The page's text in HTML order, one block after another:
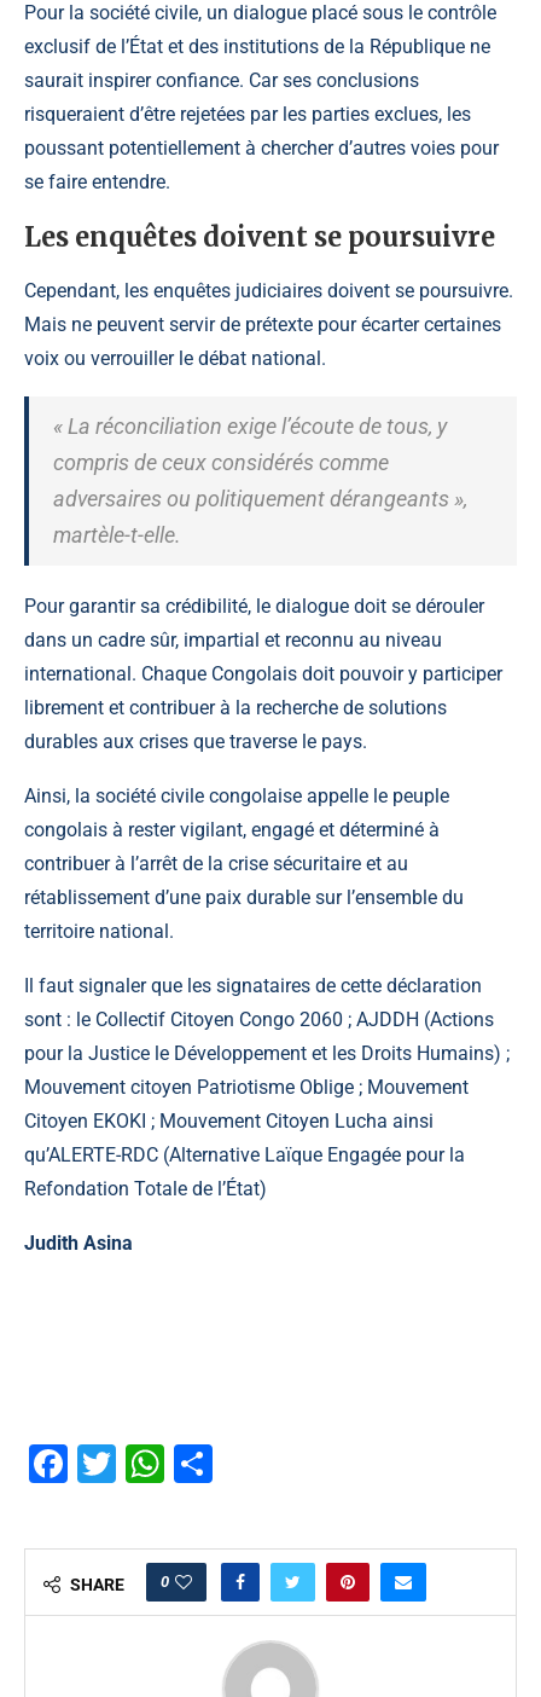
Pour la société civile, un dialogue placé sous le contrôle
exclusif de l’État et des institutions de la République ne
saurait inspirer confiance. Car ses conclusions
risqueraient d’être rejetées par les parties exclues, les
poussant potentiellement à chercher d’autres voies pour
se faire entendre.
Les enquêtes doivent se poursuivre
Cependant, les enquêtes judiciaires doivent se poursuivre.
Mais ne peuvent servir de prétexte pour écarter certaines
voix ou verrouiller le débat national.
« La réconciliation exige l’écoute de tous, y
compris de ceux considérés comme
adversaires ou politiquement dérangeants »,
martèle-t-elle.
Pour garantir sa crédibilité, le dialogue doit se dérouler
dans un cadre sûr, impartial et reconnu au niveau
international. Chaque Congolais doit pouvoir y participer
librement et contribuer à la recherche de solutions
durables aux crises que traverse le pays.
Ainsi, la société civile congolaise appelle le peuple
congolais à rester vigilant, engagé et déterminé à
contribuer à l’arrêt de la crise sécuritaire et au
rétablissement d’une paix durable sur l’ensemble du
territoire national.
Il faut signaler que les signataires de cette déclaration
sont : le Collectif Citoyen Congo 2060 ; AJDDH (Actions
pour la Justice le Développement et les Droits Humains) ;
Mouvement citoyen Patriotisme Oblige ; Mouvement
Citoyen EKOKI ; Mouvement Citoyen Lucha ainsi
qu’ALERTE-RDC (Alternative Laïque Engagée pour la
Refondation Totale de l’État)
Judith Asina
Facebook
TwitterWhatsApp
SHARE 0